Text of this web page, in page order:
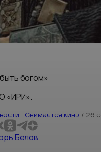
богом»
«ИРИ».
, Снимается кино / 26
Белов